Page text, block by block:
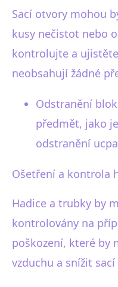
Sací otvory mohou
kusy nečistot nebo
kontrolujte a
neobsahují žádné
Odstranění
předmět, jako
odstranění
Ošetření a kontrola
Hadice a trubky by
kontrolovány na
poškození, které by
vzduchu a snížit sací